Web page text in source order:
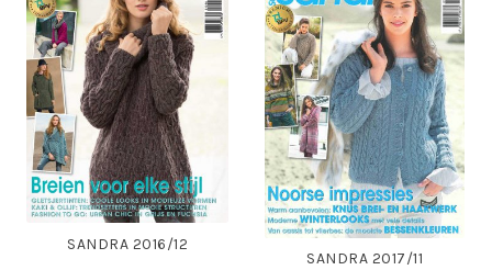
SANDRA 2016/12
SANDRA 2017/11